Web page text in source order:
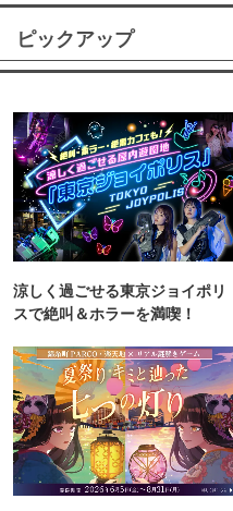
ピックアップ
涼しく過ごせる東京ジョイポリ
スで絶叫＆ホラーを満喫！